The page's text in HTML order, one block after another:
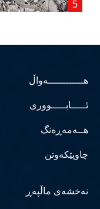
هــــــــــــەواڵ
ئـــــابـــــووری
هــەمەڕەنگ
چاوپێکەوتن
نەخشەی ماڵپەڕ